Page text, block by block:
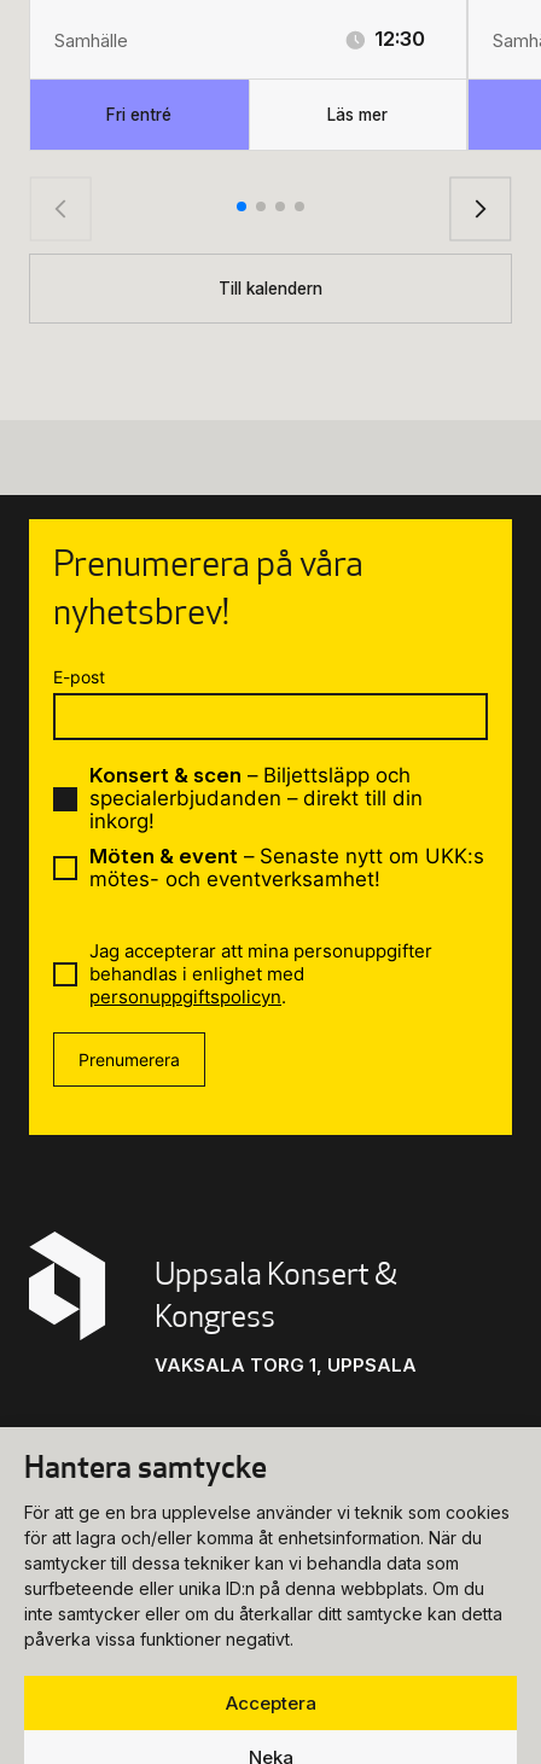
Hantera samtycke
För att ge en bra upplevelse använder vi teknik som cookies
för att lagra och/eller komma åt enhetsinformation. När du
samtycker till dessa tekniker kan vi behandla data som
surfbeteende eller unika ID:n på denna webbplats. Om du
inte samtycker eller om du återkallar ditt samtycke kan detta
påverka vissa funktioner negativt.
Acceptera
Neka
Samhälle 12:30
Fri entré Läs mer
Till kalendern
Uppsala Konsert &
Kongress
VAKSALA TORG 1, UPPSALA
Prenumerera på våra
nyhetsbrev!
E-post
Konsert & scen – Biljettsläpp och
specialerbjudanden – direkt till din
inkorg!
Möten & event – Senaste nytt om UKK:s
mötes- och eventverksamhet!
Jag accepterar att mina personuppgifter
behandlas i enlighet med
personuppgiftspolicyn.
Prenumerera
Konsert
biljettkassa@ukk.se
018-727 90 00
Program & biljetter
Konferens
konferens@ukk.se
Bokningsförfrågan
Om oss